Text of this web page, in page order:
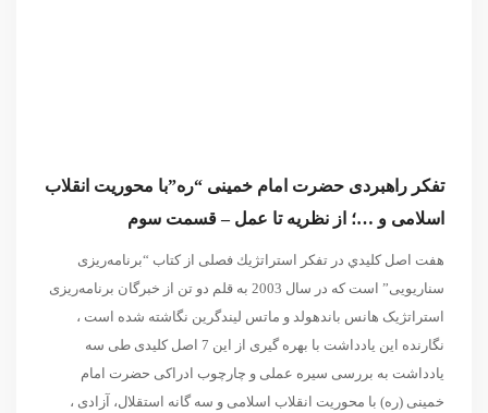
تفکر راهبردی حضرت امام خمینی “ره”با محوریت انقلاب
اسلامی و …؛ از نظریه تا عمل – قسمت سوم
هفت اصل كليدي در تفكر استراتژیك فصلی از کتاب “برنامه‌ریزی
سناریویی” است که در سال 2003 به قلم دو تن از خبرگان برنامه‌ریزی
استراتژیک هانس باندهولد و ماتس ليندگرين نگاشته شده است ،
نگارنده این یادداشت با بهره گیری از این 7 اصل کلیدی طی سه
یادداشت به بررسی سیره عملی و چارچوب ادراکی حضرت امام
خمینی (ره) با محوریت انقلاب اسلامی و سه گانه استقلال، آزادی ،